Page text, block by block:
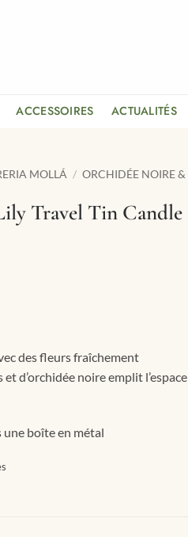
ACCESSOIRES ACTUALITÉS
MOLLÁ / ORCHIDÉE NOIRE &
Travel Tin Candle
des fleurs fraîchement
d’orchidée noire emplit l’espace
une boîte en métal